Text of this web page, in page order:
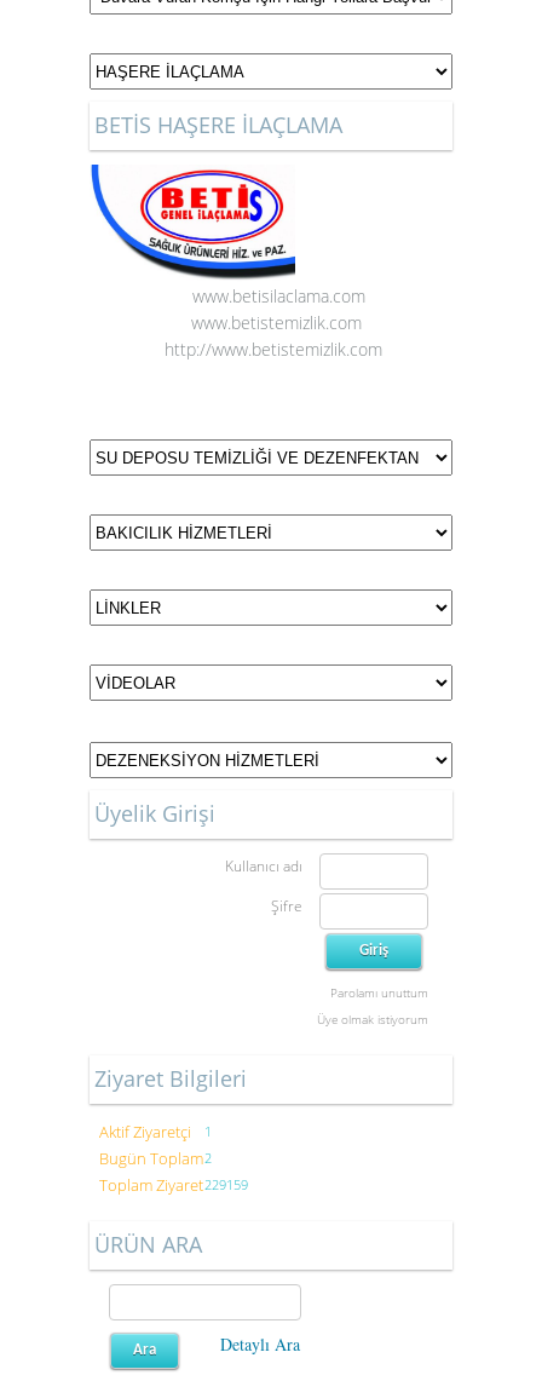
BETİS HAŞERE İLAÇLAMA
www.betisilaclama.com
www.betistemizlik.com
http://www.betistemizlik.com
Üyelik Girişi
Kullanıcı adı
Şifre
Parolamı unuttum
Üye olmak istiyorum
Ziyaret Bilgileri
Aktif Ziyaretçi 1
Bugün Toplam2
Toplam Ziyaret229159
ÜRÜN ARA
Detaylı Ara